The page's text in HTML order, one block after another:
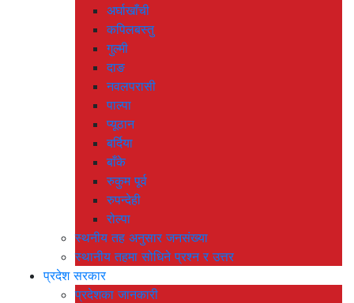
अर्घाखाँची
कपिलबस्तु
गुल्मी
दाङ
नवलपरासी
पाल्पा
प्यूठान
बर्दिया
बाँके
रुकुम पूर्व
रुपन्देही
रोल्पा
स्थनीय तह अनुसार जनसंख्या
स्थानीय तहमा सोधिने प्रश्न र उत्तर
प्रदेश सरकार
प्रदेशका जानकारी